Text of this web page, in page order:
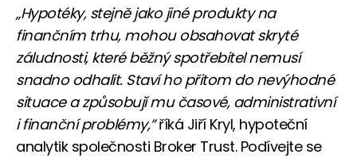
„Hypotéky, stejně jako jiné produkty na
finančním trhu, mohou obsahovat skryté
záludnosti, které běžný spotřebitel nemusí
snadno odhalit. Staví ho přitom do nevýhodné
situace a způsobují mu časové, administrativní
i finanční problémy,”říká Jiří Kryl, hypoteční
analytik společnosti Broker Trust. Podívejte se